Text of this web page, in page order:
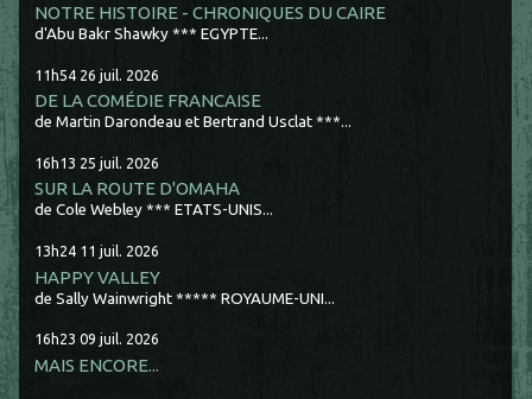
NOTRE HISTOIRE - CHRONIQUES DU CAIRE
d'Abu Bakr Shawky *** EGYPTE...
11h54 26 juil. 2026
DE LA COMÉDIE FRANCAISE
de Martin Darondeau et Bertrand Usclat ***...
16h13 25 juil. 2026
SUR LA ROUTE D'OMAHA
de Cole Webley *** ETATS-UNIS...
13h24 11 juil. 2026
HAPPY VALLEY
de Sally Wainwright ***** ROYAUME-UNI...
16h23 09 juil. 2026
MAIS ENCORE...